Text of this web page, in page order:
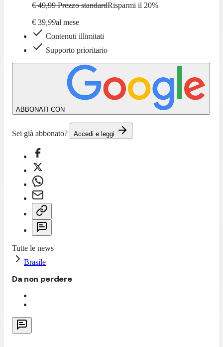
€ 49,99 Prezzo standardRisparmi il 20%
€ 39 99al mese
Contenuti illimitati
Supporto prioritario
ABBONATI CON
Sei già abbonato? Accedi e leggi
Tutte le news
Brasile
Da non perdere